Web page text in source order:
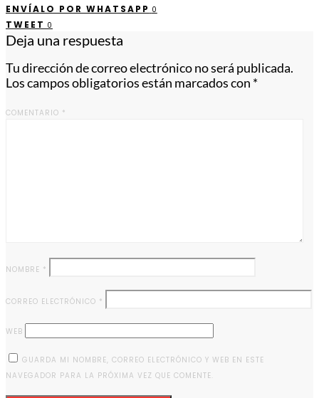
ENVÍALO POR WHATSAPP 0
TWEET 0
Deja una respuesta
Tu dirección de correo electrónico no será publicada.
Los campos obligatorios están marcados con *
COMENTARIO *
NOMBRE *
CORREO ELECTRÓNICO *
WEB
GUARDA MI NOMBRE, CORREO ELECTRÓNICO Y WEB EN ESTE
NAVEGADOR PARA LA PRÓXIMA VEZ QUE COMENTE.